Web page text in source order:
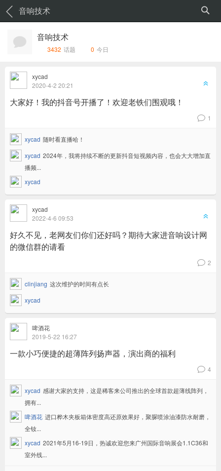
音响技术
音响技术
3432 话题 0 今日
6
xycad
2020-4-2 20:21
大家好！我的抖音号开播了！欢迎老铁们围观哦！
v 1
xycad 随时看直播哈！
xycad 2024年，我将持续不断的更新抖音短视频内容，也会大大增加直
播频...
xycad
6
xycad
2022-4-6 09:53
好久不见，老网友们你们还好吗？期待大家进音响设计网
的微信群的请看
v 2
clinjiang 这次维护的时间有点长
xycad
啤酒花
2019-5-22 16:27
一款小巧便捷的超薄阵列扬声器，演出商的福利
v 4
xycad 感谢大家的支持，这是稀客来公司推出的全球首款超薄线阵列，
拥有...
啤酒花 进口桦木夹板箱体密度高还原效果好，聚脲喷涂油漆防水耐磨，
全钕...
xycad 2021年5月16-19日，热诚欢迎您来广州国际音响展会1.1C36和
室外线...